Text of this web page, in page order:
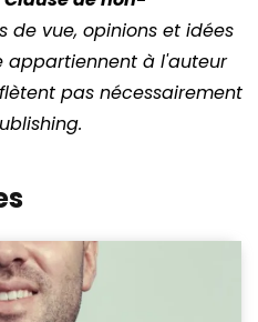
de vue, opinions et idées
appartiennent à l'auteur
pas nécessairement